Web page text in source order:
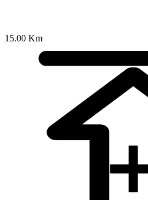
15.00 Km